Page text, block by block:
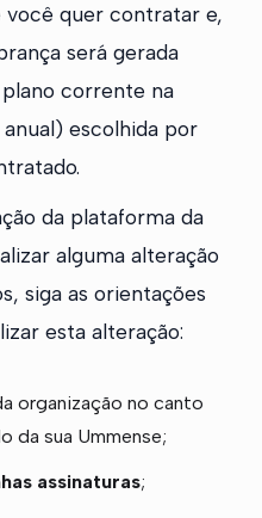
você quer contratar e,
será gerada
corrente na
escolhida por
da plataforma da
alguma alteração
siga as orientações
esta alteração:
organização no canto
da sua Ummense;
assinaturas;